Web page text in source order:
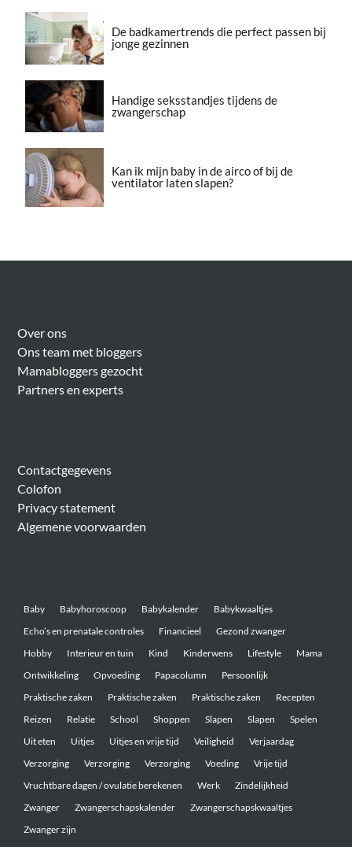
De badkamertrends die perfect passen bij
jonge gezinnen
Handige seksstandjes tijdens de
zwangerschap
Kan ik mijn baby in de airco of bij de
ventilator laten slapen?
Over ons
Ons team met bloggers
Mamabloggers gezocht
Partners en experts
Contactgegevens
Colofon
Privacy statement
Algemene voorwaarden
Baby Babyhoroscoop Babykalender
Babykwaaltjes
Echo’s en prenatale controles
Financieel
Gezond zwanger
Hobby
Interieur en tuin Kind Kinderwens Lifestyle
Mama
Ontwikkeling
Opvoeding Papacolumn
Persoonlijk
Praktische zaken
Praktische zaken Praktische zaken
Recepten
Reizen
Relatie School Shoppen Slapen Slapen
Spelen
Uit eten
Uitjes Uitjes en vrije tijd Veiligheid
Verjaardag
Verzorging
Verzorging Verzorging Voeding
Vrije tijd
Vruchtbare dagen / ovulatie berekenen
Werk
Zindelijkheid
Zwanger
Zwangerschapskalender
Zwangerschapskwaaltjes
Zwanger zijn